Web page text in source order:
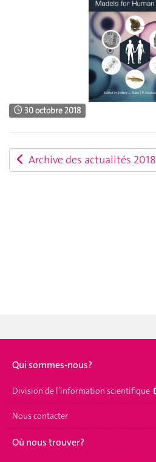
30 octobre 2018
Archive des actualités 2018
Qui sommes-nous?
Division de l’information scientifique
Nous contacter
Où nous trouver?